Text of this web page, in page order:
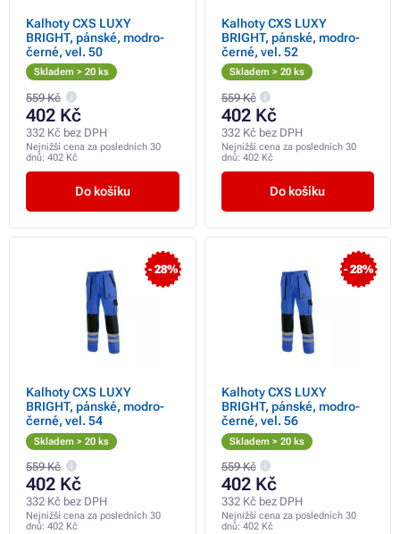
Kalhoty CXS LUXY
BRIGHT, pánské, modro-
černé, vel. 50
Skladem > 20 ks
559 Kč
402 Kč
332 Kč bez DPH
Nejnižší cena za posledních 30
dnů: 402 Kč
Do košíku
Kalhoty CXS LUXY
BRIGHT, pánské, modro-
černé, vel. 52
Skladem > 20 ks
559 Kč
402 Kč
332 Kč bez DPH
Nejnižší cena za posledních 30
dnů: 402 Kč
Do košíku
- 28%
Kalhoty CXS LUXY
BRIGHT, pánské, modro-
černé, vel. 54
Skladem > 20 ks
559 Kč
402 Kč
332 Kč bez DPH
Nejnižší cena za posledních 30
dnů: 402 Kč
- 28%
Kalhoty CXS LUXY
BRIGHT, pánské, modro-
černé, vel. 56
Skladem > 20 ks
559 Kč
402 Kč
332 Kč bez DPH
Nejnižší cena za posledních 30
dnů: 402 Kč